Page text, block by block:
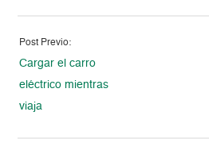
Post Previo:
Cargar el carro
eléctrico mientras
viaja